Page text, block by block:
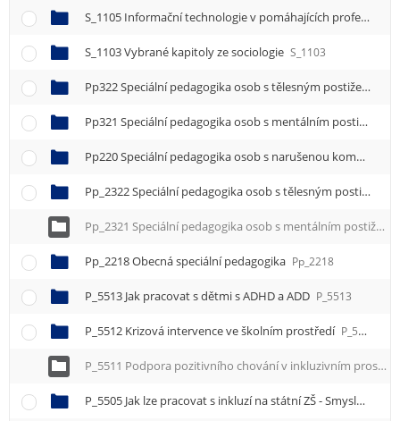
S_1105 Informační technologie v pomáhajících profesích
S_1103 Vybrané kapitoly ze sociologie S_1103
Pp322 Speciální pedagogika osob s tělesným postižením
Pp321 Speciální pedagogika osob s mentálním postižením
Pp220 Speciální pedagogika osob s narušenou komunikační schopností
Pp_2322 Speciální pedagogika osob s tělesným postižením
Pp_2321 Speciální pedagogika osob s mentálním postižením
Pp_2218 Obecná speciální pedagogika Pp_2218
P_5513 Jak pracovat s dětmi s ADHD a ADD P_5513
P_5512 Krizová intervence ve školním prostředí P_5512
P_5511 Podpora pozitivního chování v inkluzivním prostředí (metoda PBIS)
P_5505 Jak lze pracovat s inkluzí na státní ZŠ - Smysluplná škola Lyčkovo náměstí